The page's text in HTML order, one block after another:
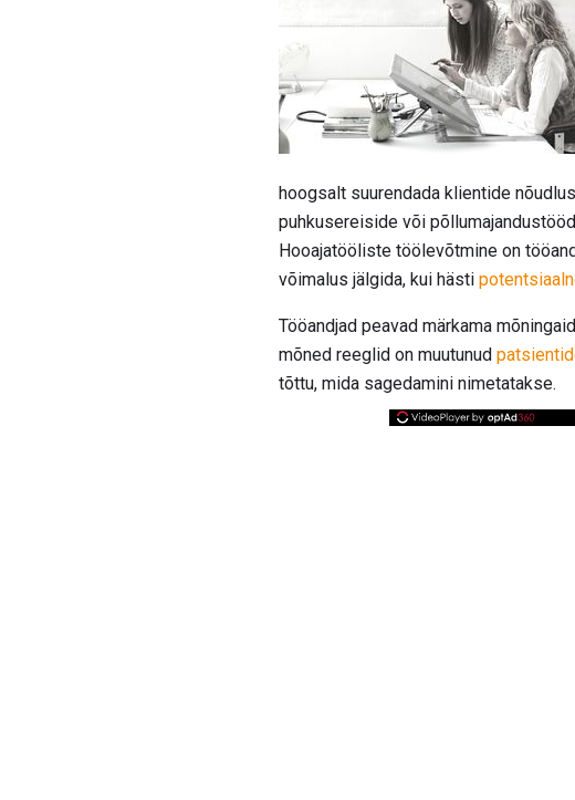
hoogsalt suurendada klientide
puhkusereiside või
Hooajatööliste töölevõtmine on
võimalus jälgida, kui hästi
Tööandjad peavad märkama
mõned reeglid on muutunud
tõttu, mida sagedamini nimetatakse.